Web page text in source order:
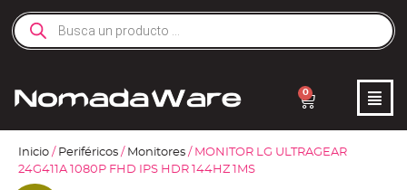
0
Inicio / Periféricos / Monitores / MONITOR LG ULTRAGEAR
24G411A 1080P FHD IPS HDR 144HZ 1MS